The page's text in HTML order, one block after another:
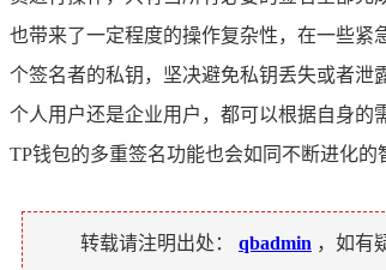
也带来了一定程度的操作复杂性，在一些紧
个签名者的私钥，坚决避免私钥丢失或者泄
个人用户还是企业用户，都可以根据自身的
TP钱包的多重签名功能也会如同不断进化
转载请注明出处： qbadmin ，如有